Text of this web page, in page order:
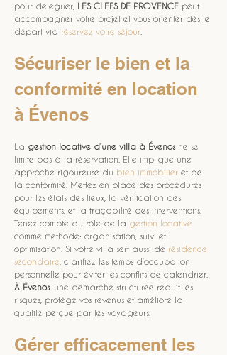
pour déléguer, LES CLEFS DE PROVENCE peut
accompagner votre projet et vous orienter dès le
départ via réservez votre séjour
Sécuriser le bien et la
conformité en location
à Évenos
La gestion locative d’une villa à Évenos ne se
limite pas à la réservation. Elle implique une
approche rigoureuse du bien immobilier et de
la conformité. Mettez en place des procédures
pour les états des lieux, la vérification des
équipements, et la traçabilité des interventions.
Tenez compte du rôle de la gestion locative
comme méthode: organisation, suivi et
optimisation. Si votre villa sert aussi de résidence
secondaire , clarifiez les temps d’occupation
personnelle pour éviter les conflits de calendrier.
À Évenos, une démarche structurée réduit les
risques, protège vos revenus et améliore la
qualité perçue par les voyageurs.
Gérer efficacement les